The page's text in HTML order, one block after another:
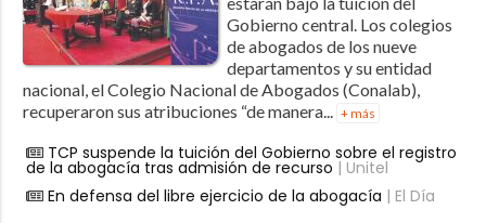
Gobierno central. Los colegios
de abogados de los nueve
departamentos y su entidad
nacional, el Colegio Nacional de Abogados (Conalab),
recuperaron sus atribuciones “de manera...
+ más
TCP suspende la tuición del Gobierno sobre el registro
de la abogacía tras admisión de recurso | Unitel
En defensa del libre ejercicio de la abogacía | El Día